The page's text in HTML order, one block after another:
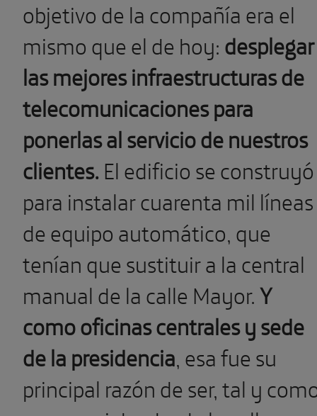
objetivo de la compañía era el
mismo que el de hoy:desplegar
las mejores infraestructuras de
telecomunicaciones para
ponerlas al servicio de nuestros
clientes. El edificio se construyó
para instalar cuarenta mil líneas
de equipo automático, que
tenían que sustituir a la central
manual de la calle Mayor.Y
como oficinas centrales y sede
de la presidencia, esa fue su
principal razón de ser, tal y